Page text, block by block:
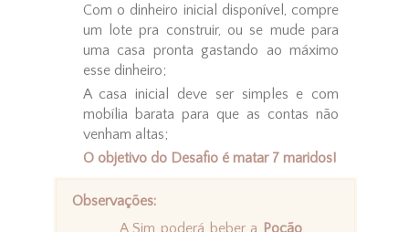
Com o dinheiro inicial disponível, compre
um lote pra construir, ou se mude para
uma casa pronta gastando ao máximo
esse dinheiro;
A casa inicial deve ser simples e com
mobília barata para que as contas não
venham altas;
O objetivo do Desafio é matar 7 maridos!
Observações:
A Sim poderá beber a Poção